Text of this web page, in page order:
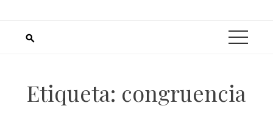
Etiqueta: congruencia